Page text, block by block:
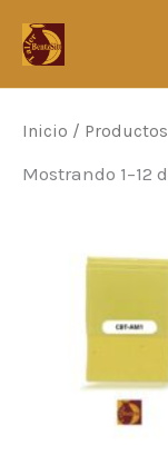
Inicio / Productos
Mostrando 1–12